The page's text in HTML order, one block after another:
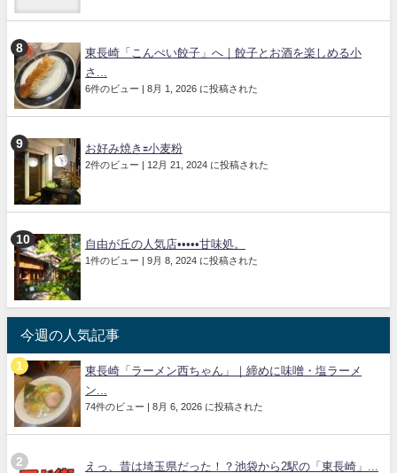
東長崎「こんぺい餃子」へ｜餃子とお酒を楽しめる小
さ...
6件のビュー | 8月 1, 2026 に投稿された
お好み焼き🟰小麦粉
2件のビュー | 12月 21, 2024 に投稿された
自由が丘の人気店•••••甘味処。
1件のビュー | 9月 8, 2024 に投稿された
今週の人気記事
東長崎「ラーメン西ちゃん」｜締めに味噌・塩ラーメ
ン...
74件のビュー | 8月 6, 2026 に投稿された
えっ、昔は埼玉県だった！？池袋から2駅の「東長崎」...